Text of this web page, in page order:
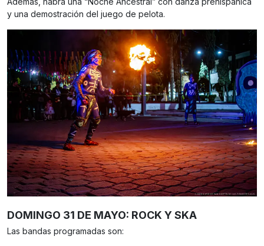
y una demostración del juego de pelota.
DOMINGO 31 DE MAYO: ROCK Y SKA
Las bandas programadas son: